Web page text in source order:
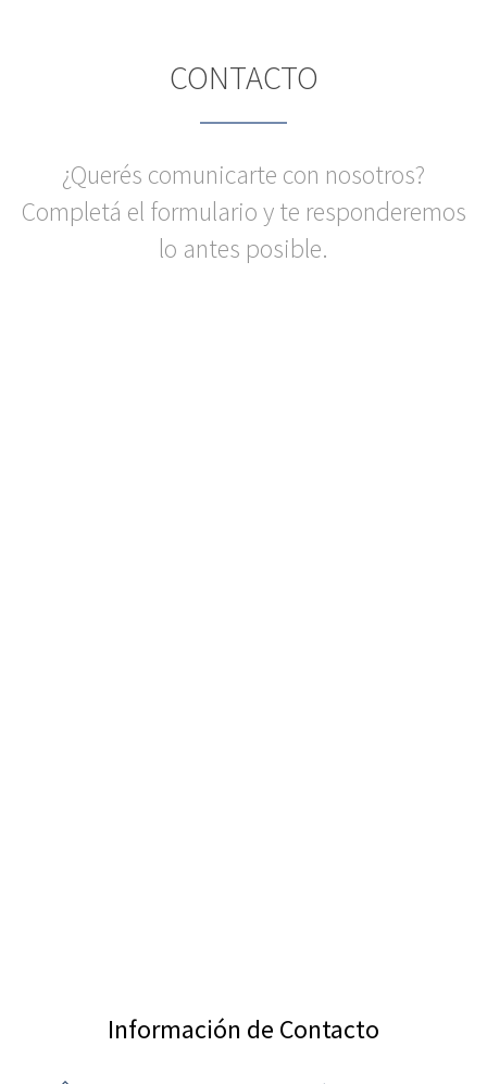
CONTACTO
¿Querés comunicarte con nosotros?
Completá el formulario y te responderemos
lo antes posible.
Información de Contacto